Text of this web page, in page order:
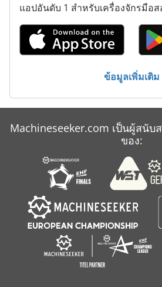
O K
Reform 206
Scm Routech
Vollmer Chp
Vollmer Cns
แอปอันดับ 1 สำหรับเครื่องจักรมือส
ข้อมูลเพิ่มเติม
Machineseeker.com เป็นผู้สนับ
ของ: